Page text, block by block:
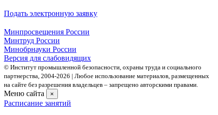
Подать электронную заявку
Минпросвещения России
Минтруд России
Минобрнауки России
Версия для слабовидящих
© Институт промышленной безопасности, охраны труда и социального
партнерства, 2004- 2026 | Любое использование материалов, размещенных
на сайте без разрешения владельцев – запрещено авторскими правами.
Меню сайта ×
Расписание занятий